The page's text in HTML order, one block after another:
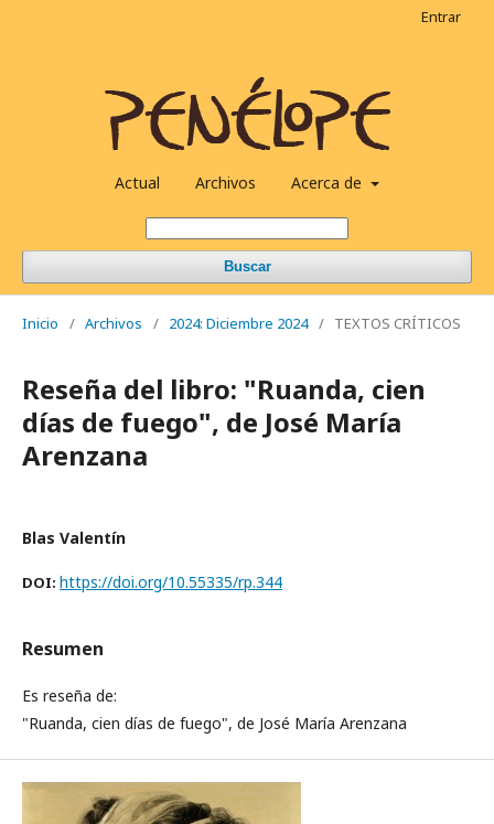
Actual Archivos Acerca de
Buscar
Entrar
Inicio / Archivos / 2024: Diciembre 2024 / TEXTOS CRÍTICOS
Reseña del libro: "Ruanda, cien
días de fuego", de José María
Arenzana
Blas Valentín
DOI: https://doi.org/10.55335/rp.344
Resumen
Es reseña de:
"Ruanda, cien días de fuego", de José María Arenzana